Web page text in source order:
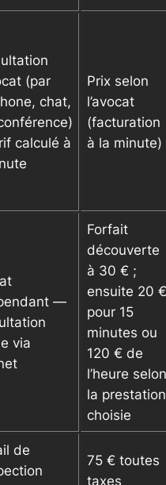
(par
chat,
calculé à
Prix selon
l’avocat
(facturation
à la minute)
—
via
Forfait
découverte
à 30 € ;
ensuite 20 €
pour 15
minutes ou
120 € de
l’heure selon
la prestation
choisie
de
75 € toutes
taxes